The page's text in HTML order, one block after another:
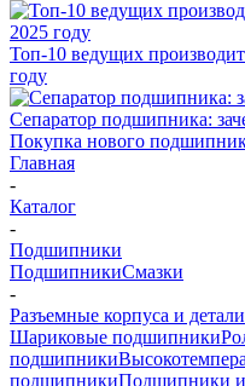
Топ-10 ведущих
году
Сепаратор подшипника:
Покупка нового
Главная
-
Каталог
-
Подшипники
ПодшипникиСмазки
-
Разъемные корпуса и детали
Шариковые подшипники
подшипники
подшипникиПодшипники